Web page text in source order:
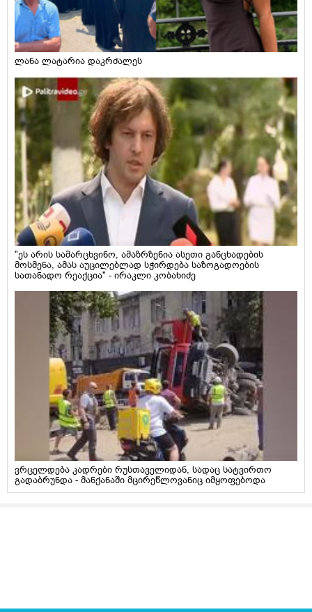
ლანა ლატარია დაკრძალეს
"ეს არის სამარცხვინო, ამაზრზენია ასეთი განცხადების
მოსმენა, ამას აუცილებლად სჭირდება საზოგადოების
სათანადო რეაქცია" - ირაკლი კობახიძე
ვრცელდება კადრები რუსთაველიდან, სადაც სატვირთო
გადაბრუნდა - მანქანაში მცირეწლოვანიც იმყოფებოდა